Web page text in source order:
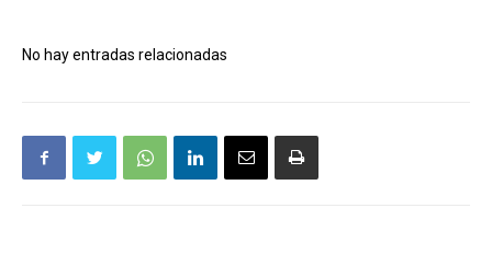
No hay entradas relacionadas